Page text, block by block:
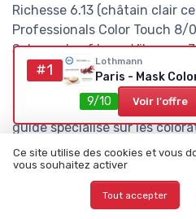
Richesse 6.13 (châtain clair
Professionals Color Touch
Schwarzkopf Igora Vibrance
chocolat doré) illustrent bien
Pour comparer les
crème haute précision, il est
guide spécialisé sur les
à la brillance.
Sur les cheveux blancs, la
couvre pas toujours à cent
#1 Lothmann
9/10
Voir l'offre
Ce site utilise des cookies et vous
vous souhaitez activer
Tout accepter